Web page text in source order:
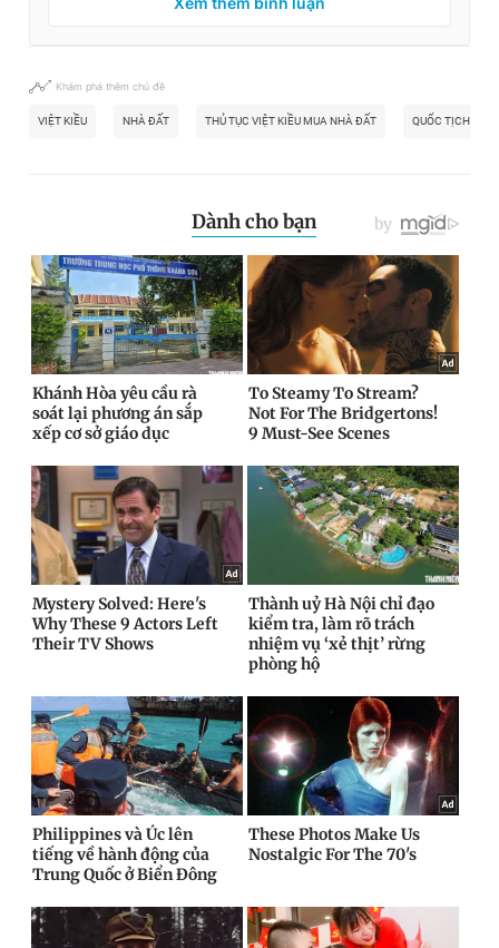
Khám phá thêm chủ đề
VIỆT KIỀU NHÀ ĐẤT THỦ TỤC VIỆT KIỀU MUA NHÀ ĐẤT QUỐC TỊCH